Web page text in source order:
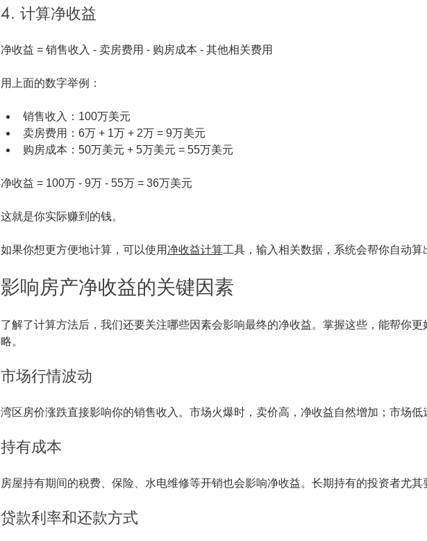
4. 计算净收益
净收益 = 销售收入 - 卖房费用 - 购房成本 - 其他相关费用
用上面的数字举例：
销售收入：100万美元
卖房费用：6万 + 1万 + 2万 = 9万美元
购房成本：50万美元 + 5万美元 = 55万美元
净收益 = 100万 - 9万 - 55万 = 36万美元
这就是你实际赚到的钱。
如果你想更方便地计算，可以使用净收益计算工具，输入相关数据，系统会帮你自动算
影响房产净收益的关键因素
了解了计算方法后，我们还要关注哪些因素会影响最终的净收益。掌握这些，能帮你更
略。
市场行情波动
湾区房价涨跌直接影响你的销售收入。市场火爆时，卖价高，净收益自然增加；市场低
持有成本
房屋持有期间的税费、保险、水电维修等开销也会影响净收益。长期持有的投资者尤其
贷款利率和还款方式